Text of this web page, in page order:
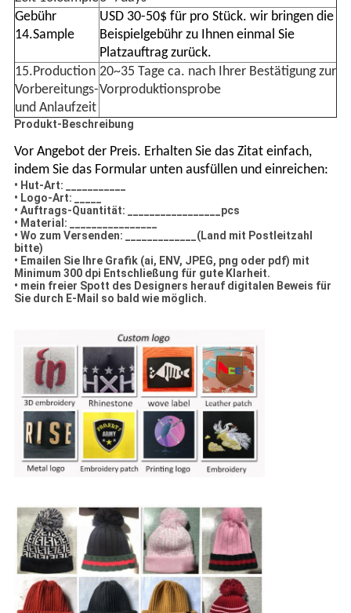
Gebühr
14.Sample
USD 30-50$ für pro Stück. wir bringen die
Beispielgebühr zu Ihnen einmal Sie
Platzauftrag zurück.
15.Production
Vorbereitungs-
und Anlaufzeit
20~35 Tage ca. nach Ihrer Bestätigung zur
Vorproduktionsprobe
Produkt-Beschreibung
Vor Angebot der Preis. Erhalten Sie das Zitat einfach,
indem Sie das Formular unten ausfüllen und einreichen:
• Hut-Art: ___________
• Logo-Art: _____
• Auftrags-Quantität: _________________pcs
• Material: ________________
• Wo zum Versenden: _____________(Land mit Postleitzahl
bitte)
• Emailen Sie Ihre Grafik (ai, ENV, JPEG, png oder pdf) mit
Minimum 300 dpi Entschließung für gute Klarheit.
• mein freier Spott des Designers herauf digitalen Beweis für
Sie durch E-Mail so bald wie möglich.